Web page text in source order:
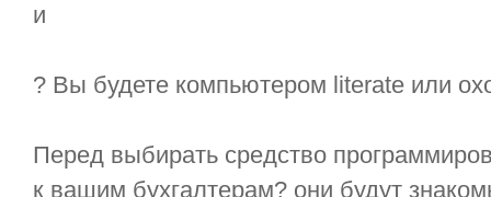
и
? Вы будете компьютером literate или
Перед выбирать средство
к вашим бухгалтерам? они будут